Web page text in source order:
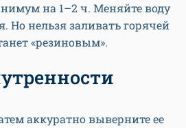
на 1–2 ч. Меняйте воду
Но нельзя заливать горячей
«резиновым».
аккуратно выверните ее